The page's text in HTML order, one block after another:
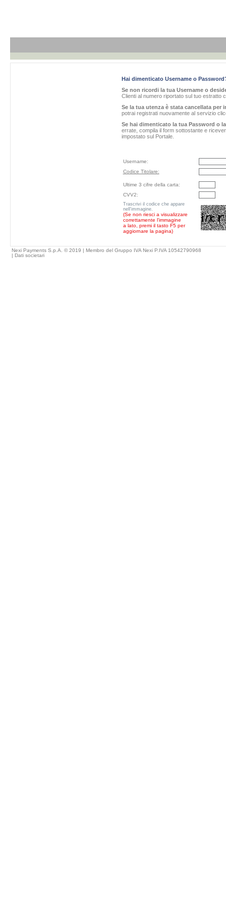
Hai dimenticato Username o
Se non ricordi la tua Username o
Clienti al numero riportato sul tuo estratto
Se la tua utenza è stata cancellata per
potrai registrati nuovamente al servizio
Se hai dimenticato la tua Password o
errate, compila il form sottostante e
impostato sul Portale.
Username:
Codice Titolare:
Ultime 3 cifre della carta:
CVV2:
Trascrivi il codice che appare
nell'immagine.
(Se non riesci a visualizzare
correttamente l'immagine
a lato, premi il tasto F5 per
aggiornare la pagina)
Nexi Payments S.p.A. © 2019 | Membro del Gruppo IVA Nexi P.IVA 10542790968
| Dati societari